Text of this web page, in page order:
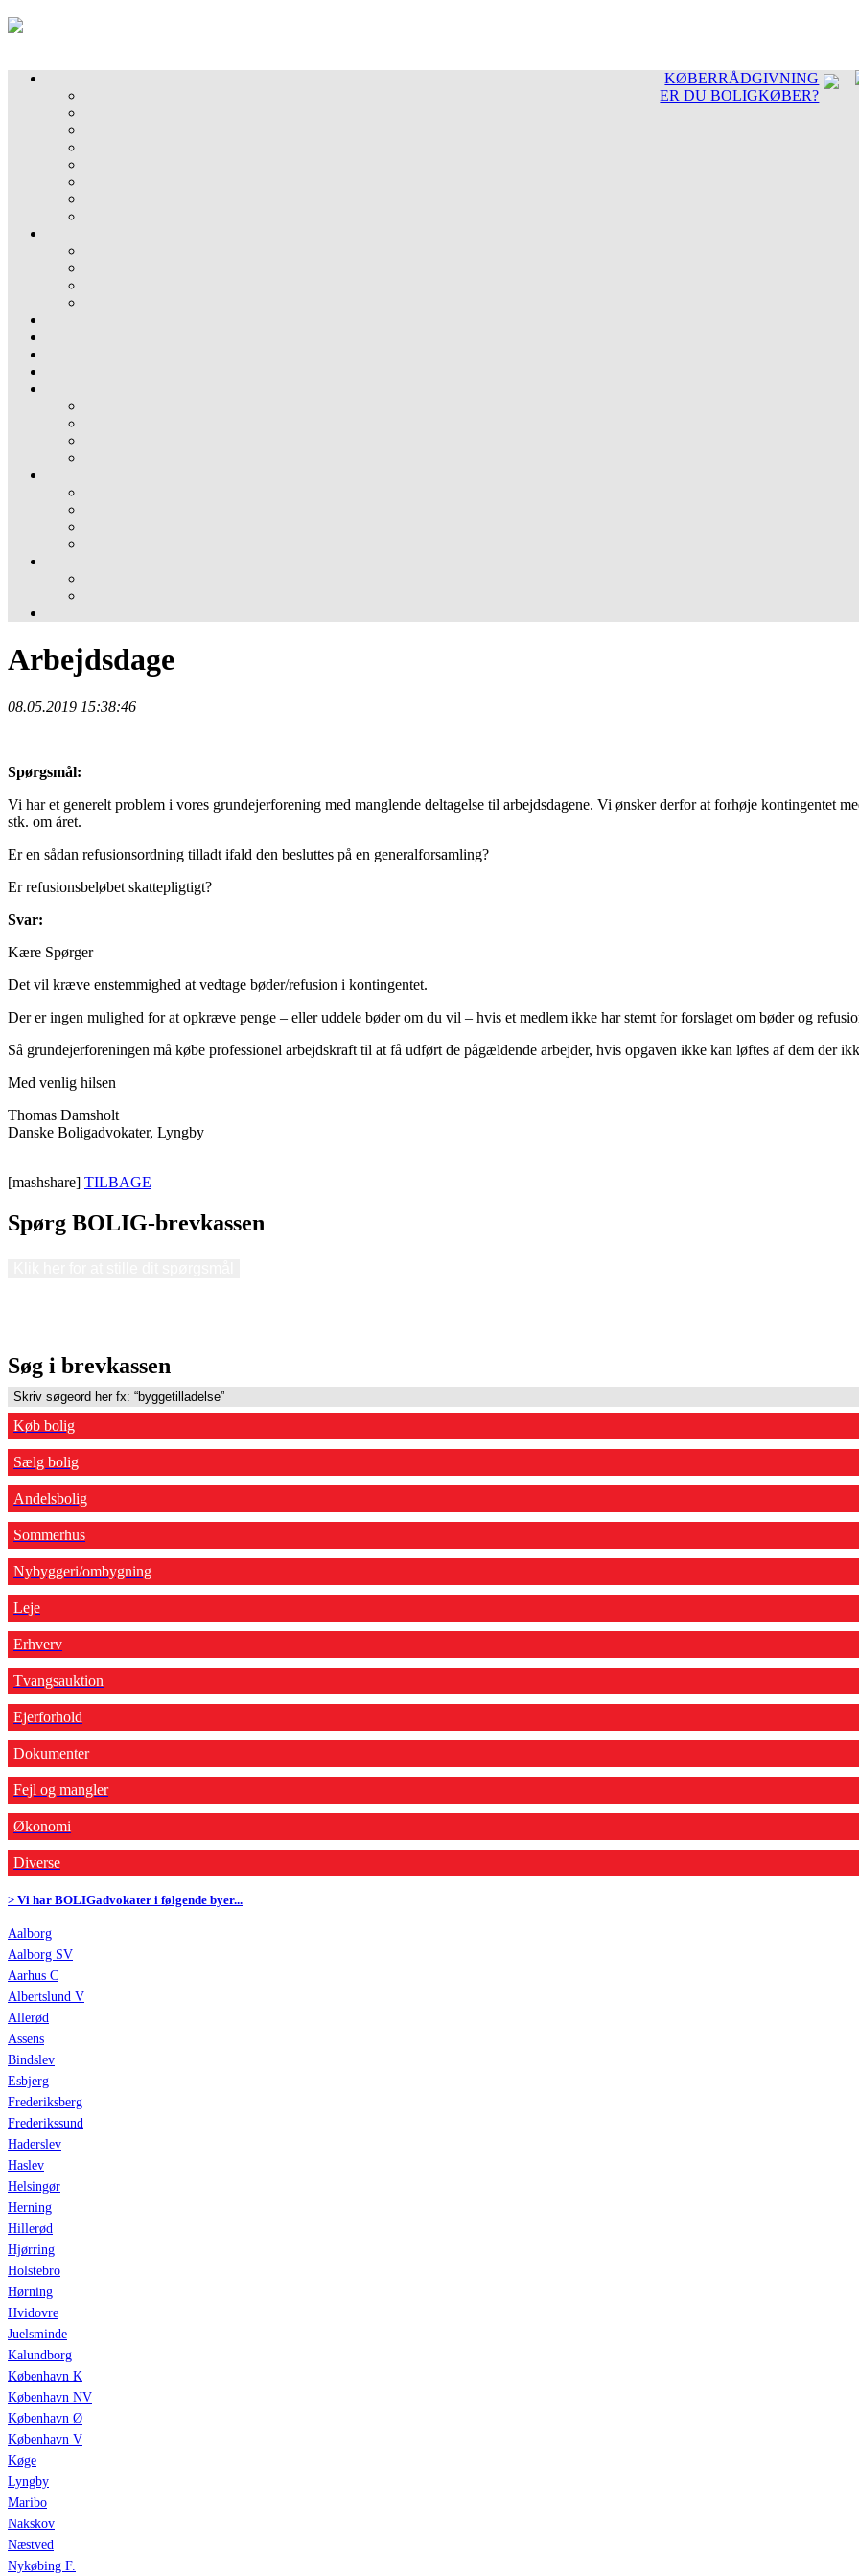
KØBERRÅDGIVNING
ER DU BOLIGKØBER?
Arbejdsdage
08.05.2019 15:38:46
Spørgsmål:
Vi har et generelt problem i vores grundejerforening med manglende deltagelse til arbejdsdagene. Vi ønsker derfor at forhøje kontingentet
stk. om året.
Er en sådan refusionsordning tilladt ifald den besluttes på en generalforsamling?
Er refusionsbeløbet skattepligtigt?
Svar:
Kære Spørger
Det vil kræve enstemmighed at vedtage bøder/refusion i kontingentet.
Der er ingen mulighed for at opkræve penge – eller uddele bøder om du vil – hvis et medlem ikke har stemt for forslaget om bøder og
Så grundejerforeningen må købe professionel arbejdskraft til at få udført de pågældende arbejder, hvis opgaven ikke kan løftes af dem der
Med venlig hilsen
Thomas Damsholt
Danske Boligadvokater, Lyngby
[mashshare] TILBAGE
Spørg BOLIG-brevkassen
Søg i brevkassen
Køb bolig
Sælg bolig
Andelsbolig
Sommerhus
Nybyggeri/ombygning
Leje
Erhverv
Tvangsauktion
Ejerforhold
Dokumenter
Fejl og mangler
Økonomi
Diverse
> Vi har BOLIGadvokater i følgende byer...
Aalborg
Aalborg SV
Aarhus C
Albertslund V
Allerød
Assens
Bindslev
Esbjerg
Frederiksberg
Frederikssund
Haderslev
Haslev
Helsingør
Herning
Hillerød
Hjørring
Holstebro
Hørning
Hvidovre
Juelsminde
Kalundborg
København K
København NV
København Ø
København V
Køge
Lyngby
Maribo
Nakskov
Næstved
Nykøbing F.